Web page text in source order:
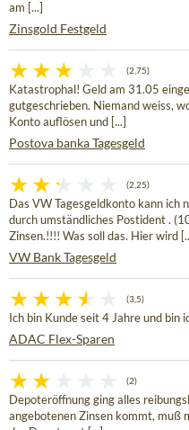
am [...]
Zinsgold Festgeld
(2,75)
Katastrophal! Geld am 31.05
gutgeschrieben. Niemand weiss,
Konto auflösen und [...]
Postova banka Tagesgeld
(2,25)
Das VW Tagesgeldkonto kann
durch umständliches Postident .
Zinsen.!!!! Was soll das. Hier wird
VW Bank Tagesgeld
(3,5)
Ich bin Kunde seit 4 Jahre und bin
ADAC Flex-Sparen
(2)
Depoteröffnung ging alles
angebotenen Zinsen kommt, muß